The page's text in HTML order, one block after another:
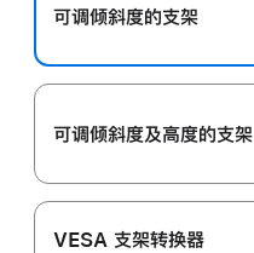
可调倾斜度的支架
可调倾斜度及高‍度的支‍架
VESA 支架转换器